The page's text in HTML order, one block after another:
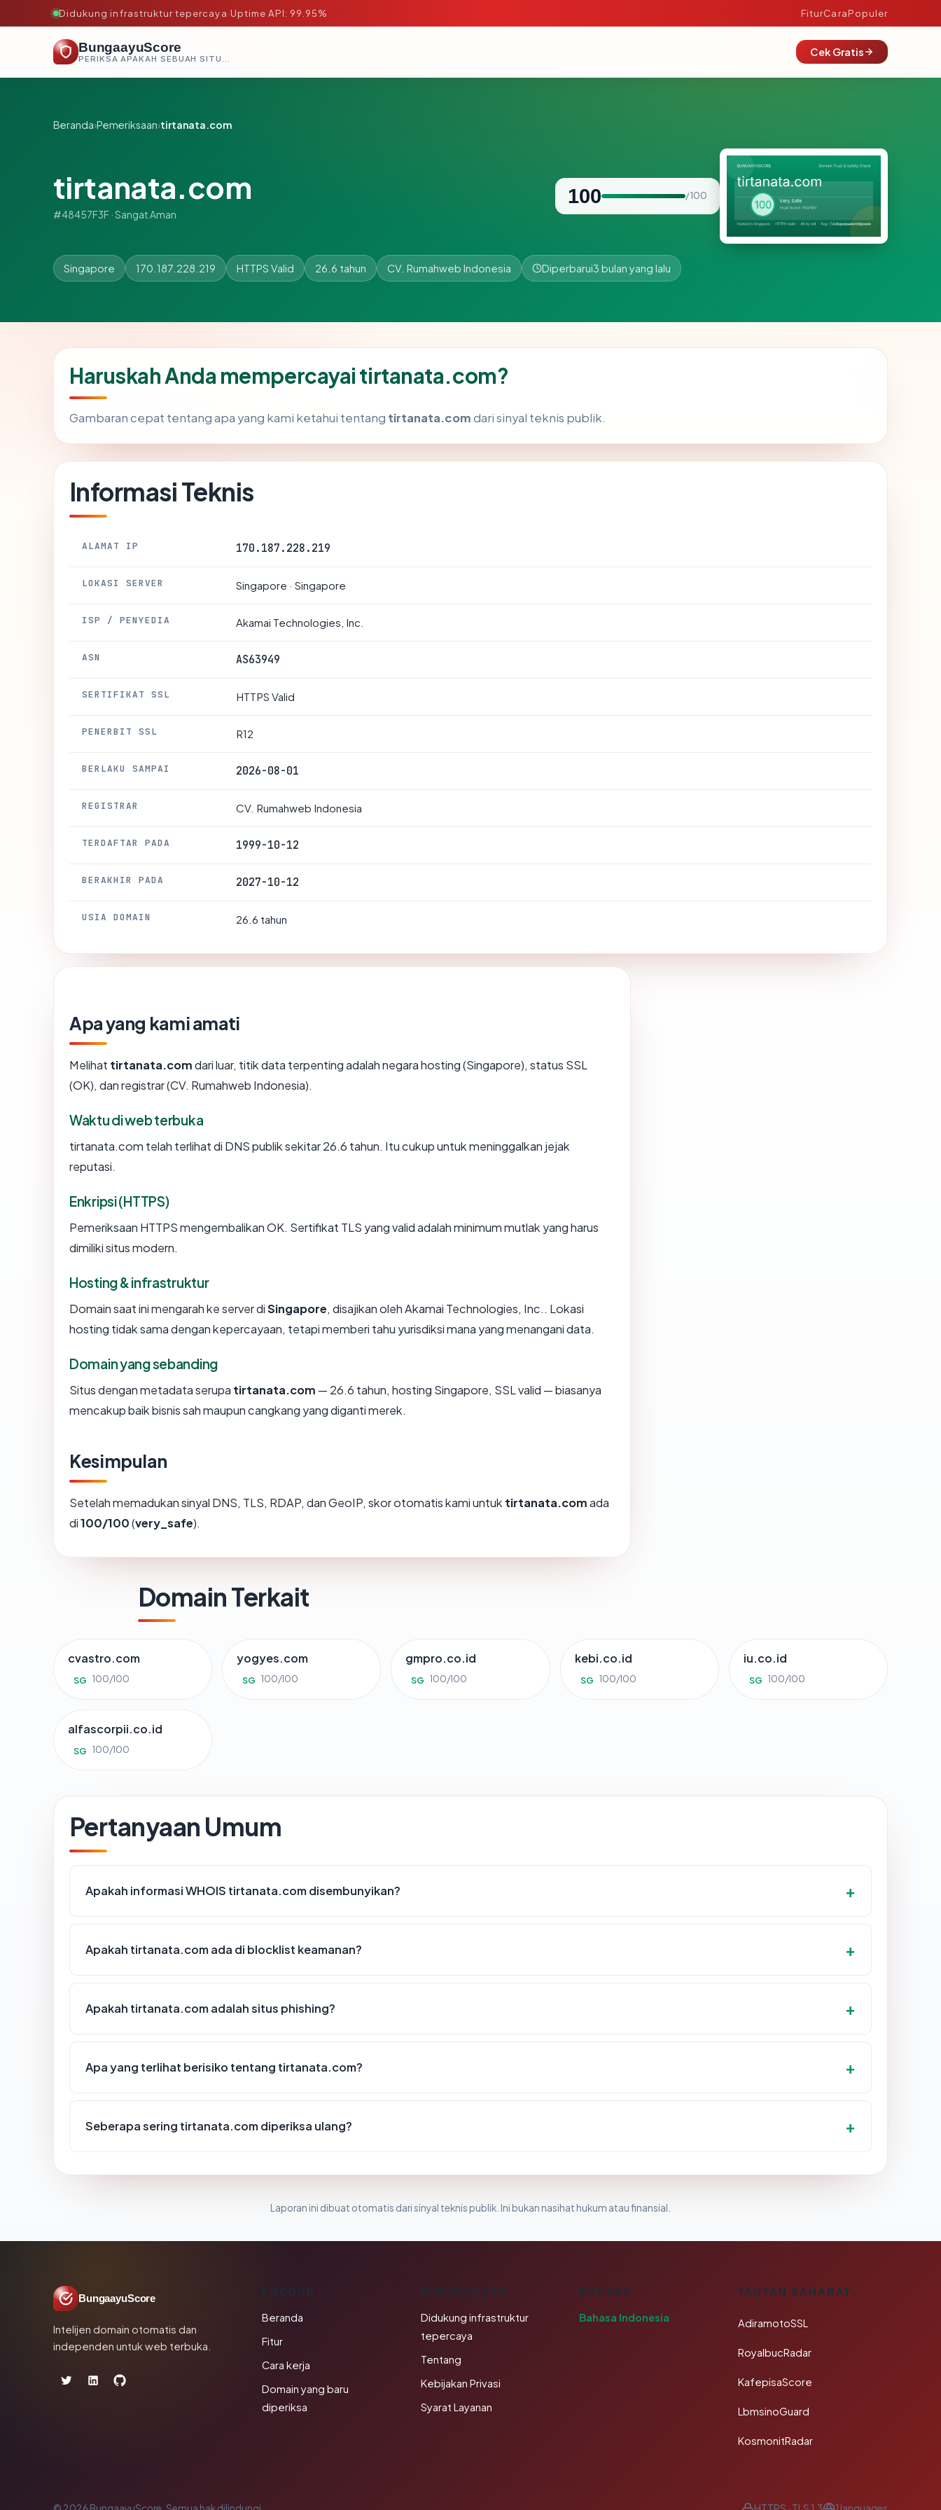
Didukung infrastruktur tepercaya·Uptime API: 99.95% FiturCaraPopuler
BungaayuScore
PERIKSA APAKAH SEBUAH SITUS AMAN, TEPERCAYA, DAN TERVERIFIKASI DALAM HITUNGAN DETIK.
Cek Gratis
Beranda›Pemeriksaan›tirtanata.com
tirtanata.com
#48457F3F · Sangat Aman
100 / 100
Singapore 170.187.228.219 HTTPS Valid 26.6 tahun CV. Rumahweb Indonesia Diperbarui3 bulan yang lalu
Haruskah Anda mempercayai tirtanata.com?
Gambaran cepat tentang apa yang kami ketahui tentang tirtanata.comdari sinyal teknis publik.
Informasi Teknis
ALAMAT IP 170.187.228.219
LOKASI SERVER Singapore · Singapore
ISP / PENYEDIA Akamai Technologies, Inc.
ASN AS63949
SERTIFIKAT SSL HTTPS Valid
PENERBIT SSL R12
BERLAKU SAMPAI 2026-08-01
REGISTRAR CV. Rumahweb Indonesia
TERDAFTAR PADA 1999-10-12
BERAKHIR PADA 2027-10-12
USIA DOMAIN 26.6 tahun
Apa yang kami amati
Melihat tirtanata.comdari luar, titik data terpenting adalah negara hosting (Singapore), status SSL
(OK), dan registrar (CV. Rumahweb Indonesia).
Waktu di web terbuka
tirtanata.com telah terlihat di DNS publik sekitar 26.6 tahun. Itu cukup untuk meninggalkan jejak
reputasi.
Enkripsi (HTTPS)
Pemeriksaan HTTPS mengembalikan OK. Sertifikat TLS yang valid adalah minimum mutlak yang harus
dimiliki situs modern.
Hosting & infrastruktur
Domain saat ini mengarah ke server diSingapore, disajikan oleh Akamai Technologies, Inc.. Lokasi
hosting tidak sama dengan kepercayaan, tetapi memberi tahu yurisdiksi mana yang menangani data.
Domain yang sebanding
Situs dengan metadata serupa tirtanata.com — 26.6 tahun, hosting Singapore, SSL valid — biasanya
mencakup baik bisnis sah maupun cangkang yang diganti merek.
Kesimpulan
Setelah memadukan sinyal DNS, TLS, RDAP, dan GeoIP, skor otomatis kami untuk tirtanata.comada
di100/100(very_safe).
Domain Terkait
cvastro.com
SG 100/100
yogyes.com
SG 100/100
gmpro.co.id
SG 100/100
kebi.co.id
SG 100/100
iu.co.id
SG 100/100
alfascorpii.co.id
SG 100/100
Pertanyaan Umum
Apakah informasi WHOIS tirtanata.com disembunyikan?
Apakah tirtanata.com ada di blocklist keamanan?
Apakah tirtanata.com adalah situs phishing?
Apa yang terlihat berisiko tentang tirtanata.com?
Seberapa sering tirtanata.com diperiksa ulang?
Laporan ini dibuat otomatis dari sinyal teknis publik. Ini bukan nasihat hukum atau finansial.
BungaayuScore
Intelijen domain otomatis dan
independen untuk web terbuka.
Beranda
Fitur
Cara kerja
Domain yang baru
diperiksa
PERUSAHAAN
Didukung infrastruktur
tepercaya
Tentang
Kebijakan Privasi
Syarat Layanan
BAHASA
Bahasa Indonesia
TAUTAN SAHABAT
AdiramotoSSL
RoyalbucRadar
KafepisaScore
LbmsinoGuard
KosmonitRadar